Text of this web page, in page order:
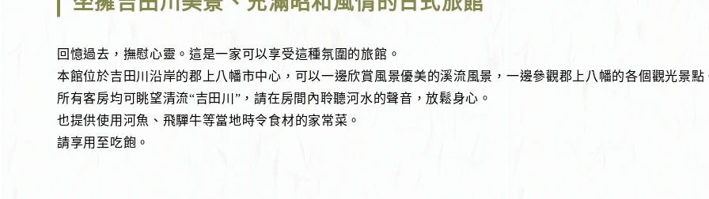
回憶過去，撫慰心靈。這是一家可以享受這種氛圍的旅館。
本館位於吉田川沿岸的郡上八幡市中心，可以一邊欣賞風景優美的溪流風景，一邊參觀郡上八幡的各個觀光景點
所有客房均可眺望清流“吉田川”，請在房間內聆聽河水的聲音，放鬆身心。
也提供使用河魚、飛驒牛等當地時令食材的家常菜。
請享用至吃飽。